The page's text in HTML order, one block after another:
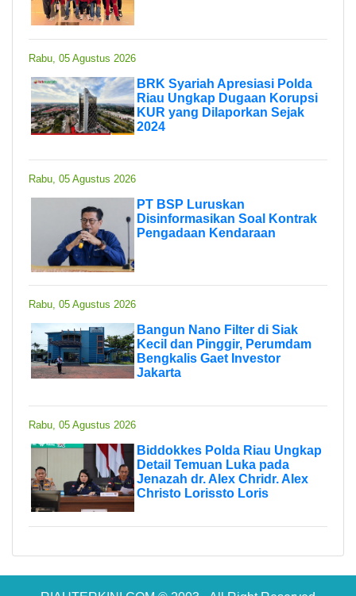
Rabu, 05 Agustus 2026
BRK Syariah Apresiasi Polda
Riau Ungkap Dugaan Korupsi
KUR yang Dilaporkan Sejak
2024
Rabu, 05 Agustus 2026
PT BSP Luruskan
Disinformasikan Soal Kontrak
Pengadaan Kendaraan
Rabu, 05 Agustus 2026
Bangun Nano Filter di Siak
Kecil dan Pinggir, Perumdam
Bengkalis Gaet Investor
Jakarta
Rabu, 05 Agustus 2026
Biddokkes Polda Riau Ungkap
Detail Temuan Luka pada
Jenazah dr. Alex Chridr. Alex
Christo Lorissto Loris